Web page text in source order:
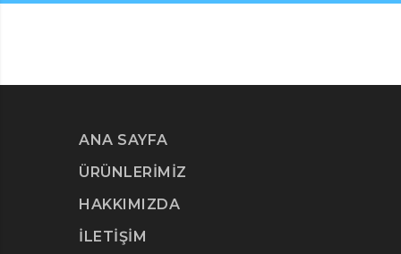
ANA SAYFA
ÜRÜNLERİMİZ
HAKKIMIZDA
İLETİŞİM